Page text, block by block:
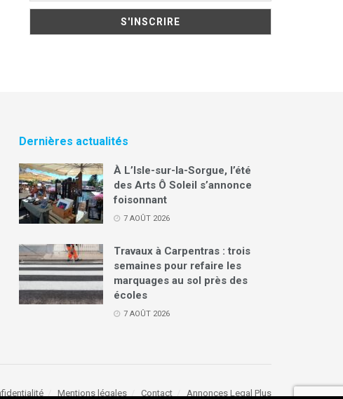
Dernières actualités
À L’Isle-sur-la-Sorgue, l’été
des Arts Ô Soleil s’annonce
foisonnant
7 AOÛT 2026
Travaux à Carpentras : trois
semaines pour refaire les
marquages au sol près des
écoles
7 AOÛT 2026
Mentions légales Contact Annonces Legal Plus